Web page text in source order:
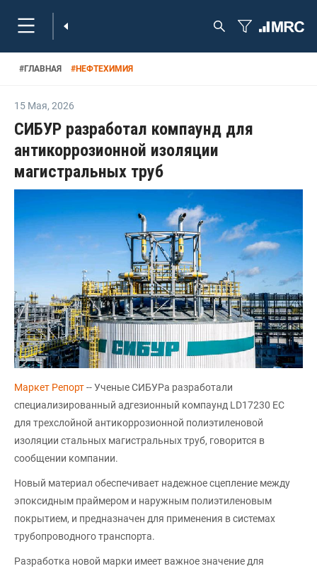
#ГЛАВНАЯ #НЕФТЕХИМИЯ
15 Мая, 2026
СИБУР разработал компаунд для
антикоррозионной изоляции
магистральных труб
Маркет Репорт-- Ученые СИБУРа разработали
специализированный адгезионный компаунд LD17230 EC
для трехслойной антикоррозионной полиэтиленовой
изоляции стальных магистральных труб, говорится в
сообщении компании.
Новый материал обеспечивает надежное сцепление между
эпоксидным праймером и наружным полиэтиленовым
покрытием, и предназначен для применения в системах
трубопроводного транспорта.
Разработка новой марки имеет важное значение для